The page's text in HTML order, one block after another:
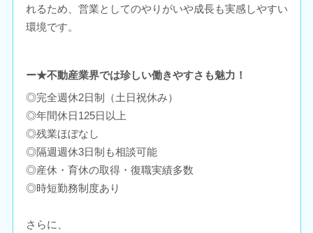
れるため、営業としてのやりがいや成長も実感しやすい
環境です。
ー★不動産業界では珍しい働きやすさも魅力！
◎完全週休2日制（土日祝休み）
◎年間休日125日以上
◎残業ほぼなし
◎隔週週休3日制も相談可能
◎産休・育休の取得・復職実績多数
◎時短勤務制度あり
さらに、